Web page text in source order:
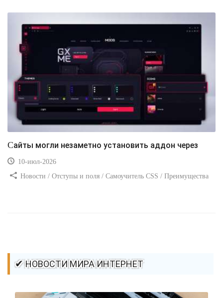
Сайты могли незаметно установить аддон через
10-июл-2026
Новости / Отступы и поля / Самоучитель CSS / Преимущества
✔ НОВОСТИ МИРА ИНТЕРНЕТ